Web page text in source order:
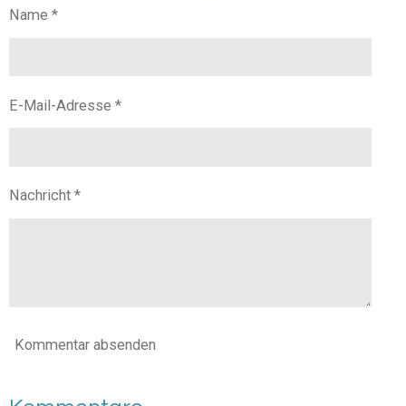
Name *
E-Mail-Adresse *
Nachricht *
Kommentar absenden